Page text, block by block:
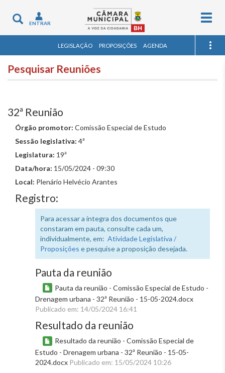
Toggle
navigation
ENTRAR
LEGISLAÇÃO PROPOSIÇÕES AGENDA
Pesquisar Reuniões
32ª Reunião
Órgão promotor: Comissão Especial de Estudo
Sessão legislativa: 4ª
Legislatura: 19ª
Data/hora: 15/05/2024 - 09:30
Local: Plenário Helvécio Arantes
Registro:
Para acessar a íntegra dos documentos que
constaram em pauta, consulte cada um,
individualmente, em: Atividade Legislativa /
Proposições e pesquise a proposição desejada.
Pauta da reunião
Pauta da reunião - Comissão Especial de Estudo -
Drenagem urbana - 32ª Reunião - 15-05-2024.docx
Publicado em: 14/05/2024 16:41
Resultado da reunião
Resultado da reunião - Comissão Especial de
Estudo - Drenagem urbana - 32ª Reunião - 15-05-
2024.docx Publicado em: 15/05/2024 10:26